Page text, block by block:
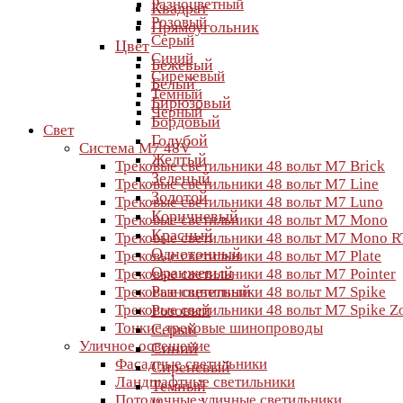
Разноцветный
Розовый
Серый
Синий
Сиреневый
Темный
Черный
Свет
Система M7 48V
Трековые светильники 48 вольт M7 Brick
Трековые светильники 48 вольт M7 Line
Трековые светильники 48 вольт M7 Luno
Трековые светильники 48 вольт M7 Mono
Трековые светильники 48 вольт M7 Mono
Трековые светильники 48 вольт M7 Plate
Трековые светильники 48 вольт M7 Pointer
Трековые светильники 48 вольт M7 Spike
Трековые светильники 48 вольт M7 Spike
Тонкие трековые шинопроводы
Уличное освещение
Фасадные светильники
Ландшафтные светильники
Квадрат
Прямоугольник
Цвет
Бежевый
Белый
Бирюзовый
Бордовый
Голубой
Желтый
Зеленый
Золотой
Коричневый
Красный
Однотонный
Оранжевый
Разноцветный
Розовый
Серый
Синий
Сиреневый
Темный